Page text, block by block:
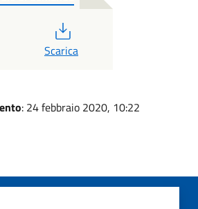
Scarica
: 24 febbraio 2020, 10:22